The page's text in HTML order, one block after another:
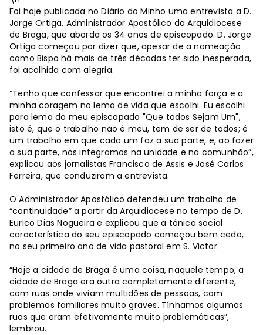
Foi hoje publicada noDiário do Minho uma entrevista a D.
Jorge Ortiga, Administrador Apostólico da Arquidiocese
de Braga, que aborda os 34 anos de episcopado. D. Jorge
Ortiga começou por dizer que, apesar de a nomeação
como Bispo há mais de três décadas ter sido inesperada,
foi acolhida com alegria.
“Tenho que confessar que encontrei a minha força e a
minha coragem no lema de vida que escolhi. Eu escolhi
para lema do meu episcopado "Que todos Sejam Um",
isto é, que o trabalho não é meu, tem de ser de todos; é
um trabalho em que cada um faz a sua parte, e, ao fazer
a sua parte, nos integramos na unidade e na comunhão”,
explicou aos jornalistas Francisco de Assis e José Carlos
Ferreira, que conduziram a entrevista.
O Administrador Apostólico defendeu um trabalho de
“continuidade” a partir da Arquidiocese no tempo de D.
Eurico Dias Nogueira e explicou que a tónica social
característica do seu episcopado começou bem cedo,
no seu primeiro ano de vida pastoral em S. Victor.
“Hoje a cidade de Braga é uma coisa, naquele tempo, a
cidade de Braga era outra completamente diferente,
com ruas onde viviam multidões de pessoas, com
problemas familiares muito graves. Tínhamos algumas
ruas que eram efetivamente muito problemáticas”,
lembrou.